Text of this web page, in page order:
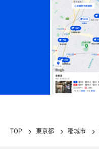
TOP 東京都 稲城市